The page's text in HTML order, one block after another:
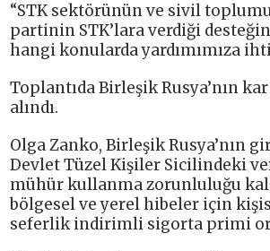
“STK sektörünün ve sivil
partinin STK’lara verdiği
hangi konularda yardımımıza
Toplantıda Birleşik Rusya’nın
alındı.
Olga Zanko, Birleşik
Devlet Tüzel Kişiler Sicilindeki
mühür kullanma zorunluluğu
bölgesel ve yerel hibeler için
seferlik indirimli sigorta primi